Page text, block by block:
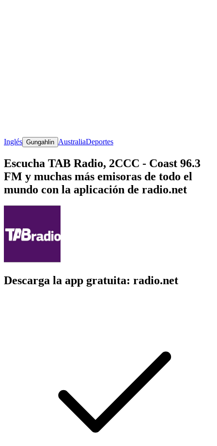
Inglés Gungahlin AustraliaDeportes
Escucha TAB Radio, 2CCC - Coast 96.3
FM y muchas más emisoras de todo el
mundo con la aplicación de radio.net
Descarga la app gratuita: radio.net